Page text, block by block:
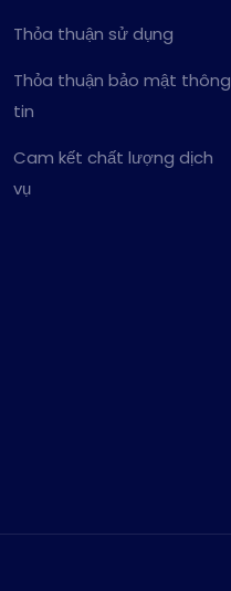
Thỏa thuận sử dụng
Thỏa thuận bảo mật thông
tin
Cam kết chất lượng dịch
vụ